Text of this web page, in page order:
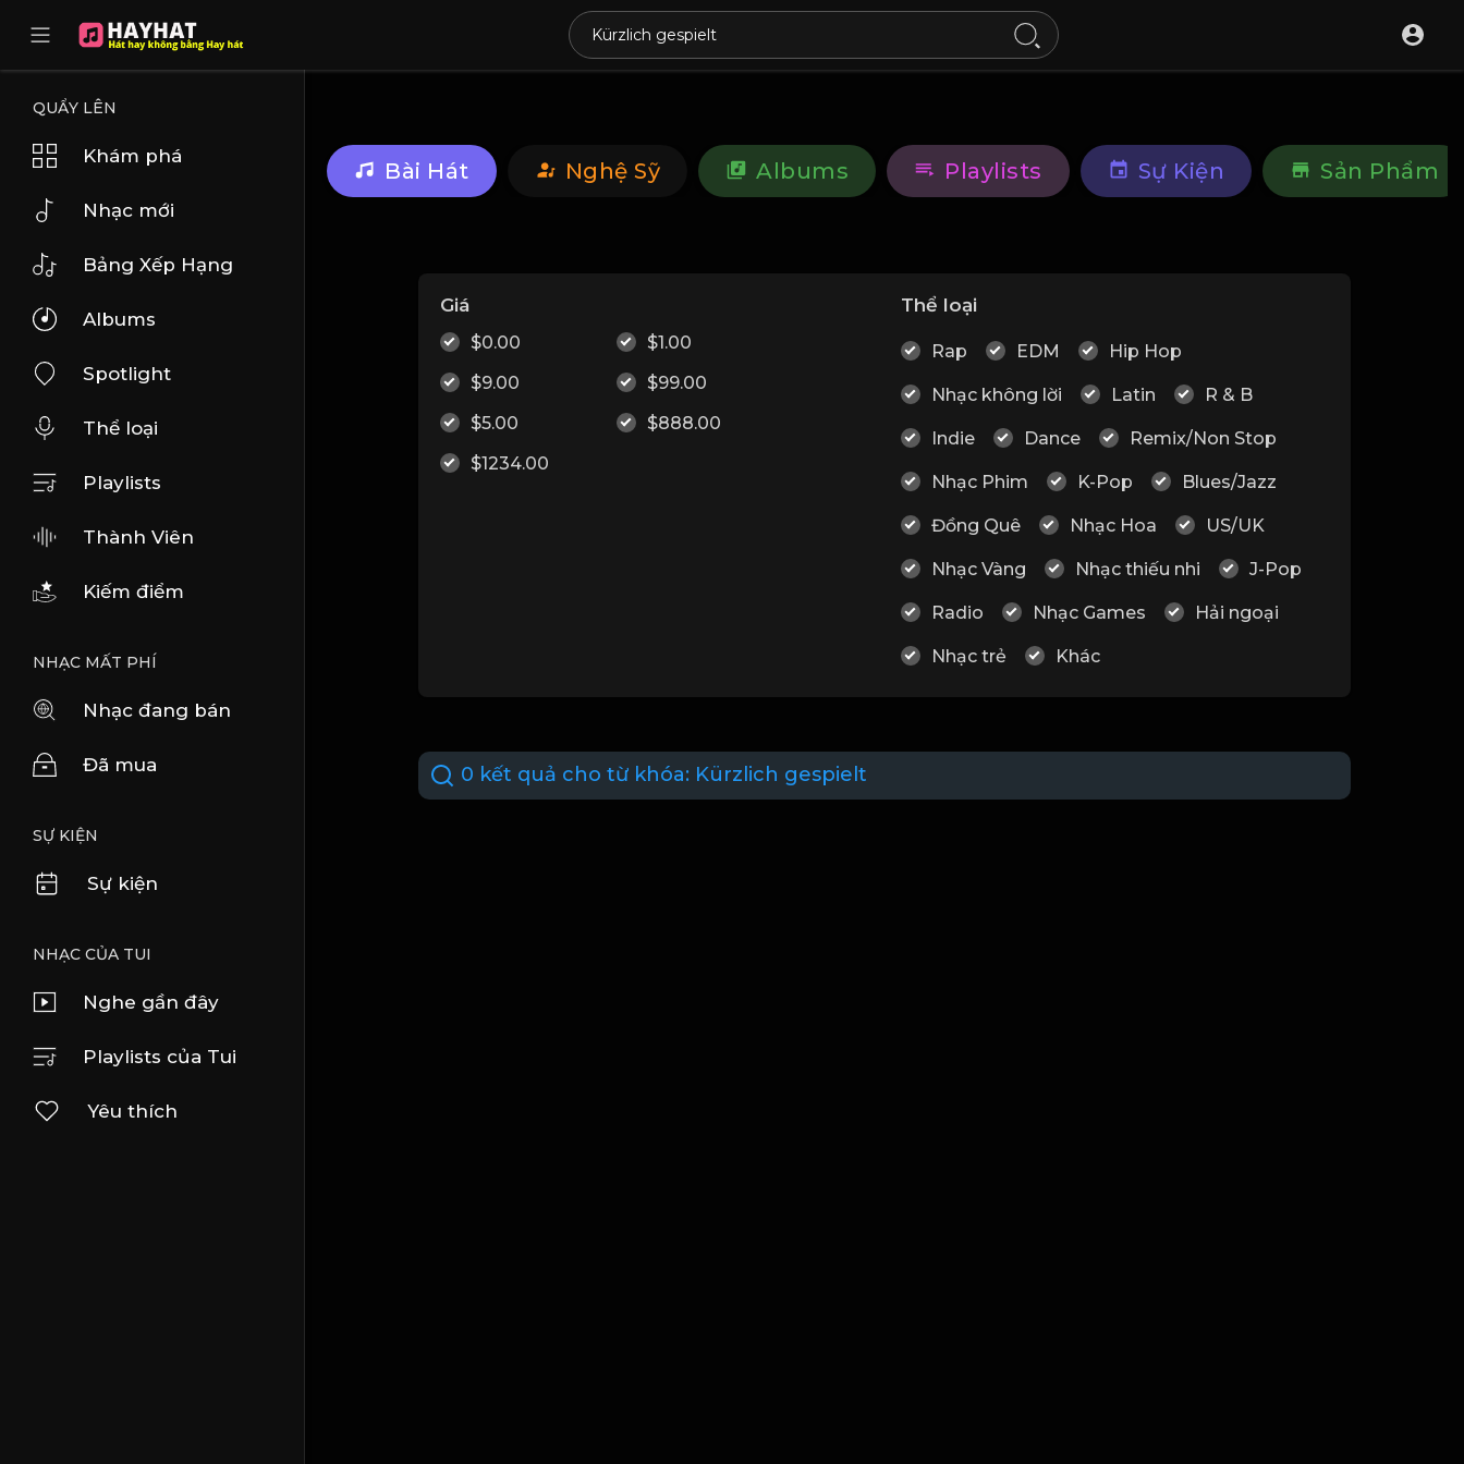
QUẨY LÊN
Khám phá
Nhạc mới
Bảng Xếp Hạng
Albums
Spotlight
Thể loại
Playlists
Thành Viên
Kiếm điểm
NHẠC MẤT PHÍ
Nhạc đang bán
Đã mua
SỰ KIỆN
Sự kiện
NHẠC CỦA TUI
Nghe gần đây
Playlists của Tui
Yêu thích
Bài Hát Nghệ Sỹ Albums Playlists Sự Kiện Sản Phẩm
Giá
$0.00
$1.00
$9.00
$99.00
$5.00
$888.00
$1234.00
Thể loại
Rap EDM Hip Hop
Nhạc không lời Latin R & B
Indie Dance Remix/Non Stop
Nhạc Phim K-Pop Blues/Jazz
Đồng Quê Nhạc Hoa US/UK
Nhạc Vàng Nhạc thiếu nhi J-Pop
Radio Nhạc Games Hải ngoại
Nhạc trẻ Khác
0 kết quả cho từ khóa: Kürzlich gespielt